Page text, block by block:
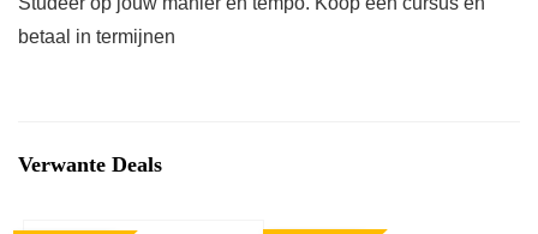
betaal in termijnen
Verwante Deals